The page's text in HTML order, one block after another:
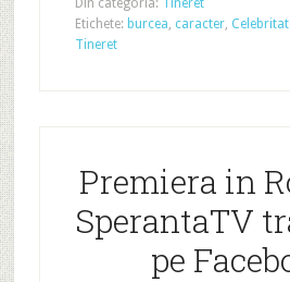
Din categoria: Tineret
Etichete: burcea, caracter,
Tineret
Premiera in
SperantaTV
pe